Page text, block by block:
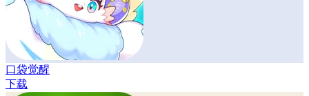
口袋觉醒
下载